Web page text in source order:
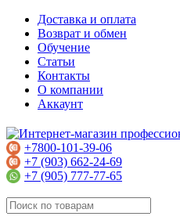
Доставка и оплата
Возврат и обмен
Обучение
Статьи
Контакты
О компании
Аккаунт
+7800-101-39-06
+7 (903) 662-24-69
+7 (905) 777-77-65